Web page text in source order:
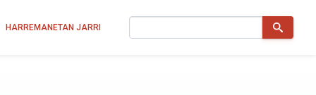
HARREMANETAN JARRI